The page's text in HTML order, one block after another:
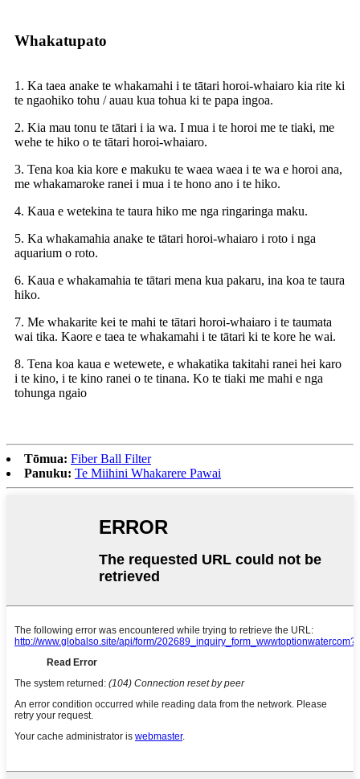
Whakatupato
1. Ka taea anake te whakamahi i te tātari horoi-whaiaro kia rite ki
te ngaohiko tohu / auau kua tohua ki te papa ingoa.
2. Kia mau tonu te tātari i ia wa. I mua i te horoi me te tiaki, me
wehe te hiko o te tātari horoi-whaiaro.
3. Tena koa kia kore e makuku te waea waea i te wa e horoi ana,
me whakamaroke ranei i mua i te hono ano i te hiko.
4. Kaua e wetekina te taura hiko me nga ringaringa maku.
5. Ka whakamahia anake te tātari horoi-whaiaro i roto i nga
aquarium o roto.
6. Kaua e whakamahia te tātari mena kua pakaru, ina koa te taura
hiko.
7. Me whakarite kei te mahi te tātari horoi-whaiaro i te taumata
wai tika. Kaore e taea te whakamahi i te tātari ki te kore he wai.
8. Tena koa kaua e wetewete, e whakatika takitahi ranei hei karo
i te kino, i te kino ranei o te tinana. Ko te tiaki me mahi e nga
tohunga ngaio
Tōmua: Fiber Ball Filter
Panuku: Te Miihini Whakarere Pawai